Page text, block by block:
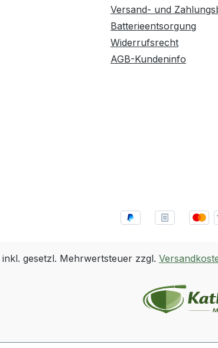
Versand- und
Batterieentsorgung
Widerrufsrecht
AGB-Kundeninfo
inkl. gesetzl. Mehrwertsteuer zzgl.